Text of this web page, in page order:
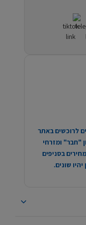
לרוכשים באתר
"חבר" ומזרחי
בסניפים
שונים.